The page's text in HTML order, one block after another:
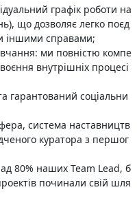
графік роботи на
що дозволяє легко поєд
іншими справами;
ми повністю компе
внутрішніх процесі
гарантований соціальни
система наставництв
куратора з першог
80% наших Team Lead, б
починали свій шля